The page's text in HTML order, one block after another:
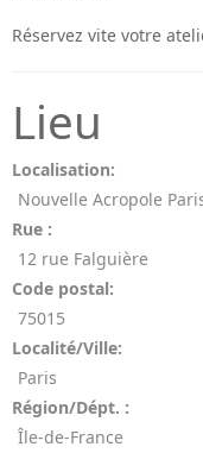
Réservez vite votre
Lieu
Localisation:
Nouvelle Acropole
Rue :
12 rue Falguière
Code postal:
75015
Localité/Ville:
Paris
Région/Dépt. :
Île-de-France